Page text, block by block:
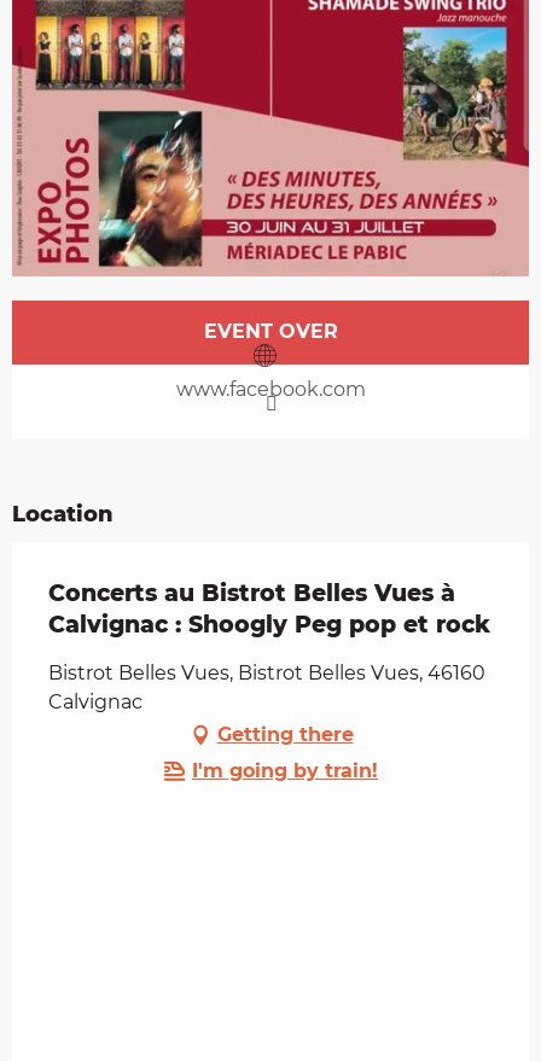
Opening hours & contact details
EVENT OVER
www.facebook.com
Location
Concerts au Bistrot Belles Vues à
Calvignac : Shoogly Peg pop et rock
Bistrot Belles Vues, Bistrot Belles Vues, 46160
Calvignac
Getting there
I'm going by train!